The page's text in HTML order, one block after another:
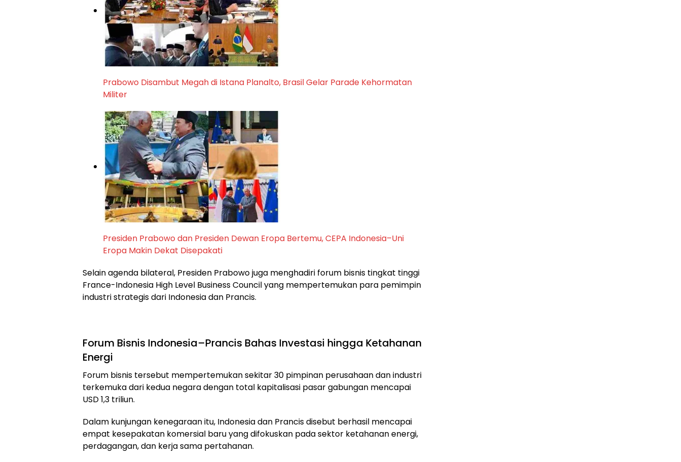
Prabowo Disambut Megah di Istana Planalto, Brasil Gelar Parade Kehormatan
Militer
Presiden Prabowo dan Presiden Dewan Eropa Bertemu, CEPA Indonesia–Uni
Eropa Makin Dekat Disepakati
Selain agenda bilateral, Presiden Prabowo juga menghadiri forum bisnis tingkat tinggi
France-Indonesia High Level Business Council yang mempertemukan para pemimpin
industri strategis dari Indonesia dan Prancis.
Forum Bisnis Indonesia–Prancis Bahas Investasi hingga Ketahanan
Energi
Forum bisnis tersebut mempertemukan sekitar 30 pimpinan perusahaan dan industri
terkemuka dari kedua negara dengan total kapitalisasi pasar gabungan mencapai
USD 1,3 triliun.
Dalam kunjungan kenegaraan itu, Indonesia dan Prancis disebut berhasil mencapai
empat kesepakatan komersial baru yang difokuskan pada sektor ketahanan energi,
perdagangan, dan kerja sama pertahanan.